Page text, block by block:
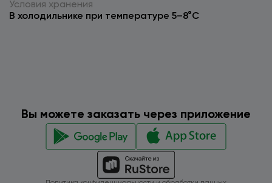
Условия хранения
В холодильнике при температуре 5–8°C
Вы можете заказать через приложение